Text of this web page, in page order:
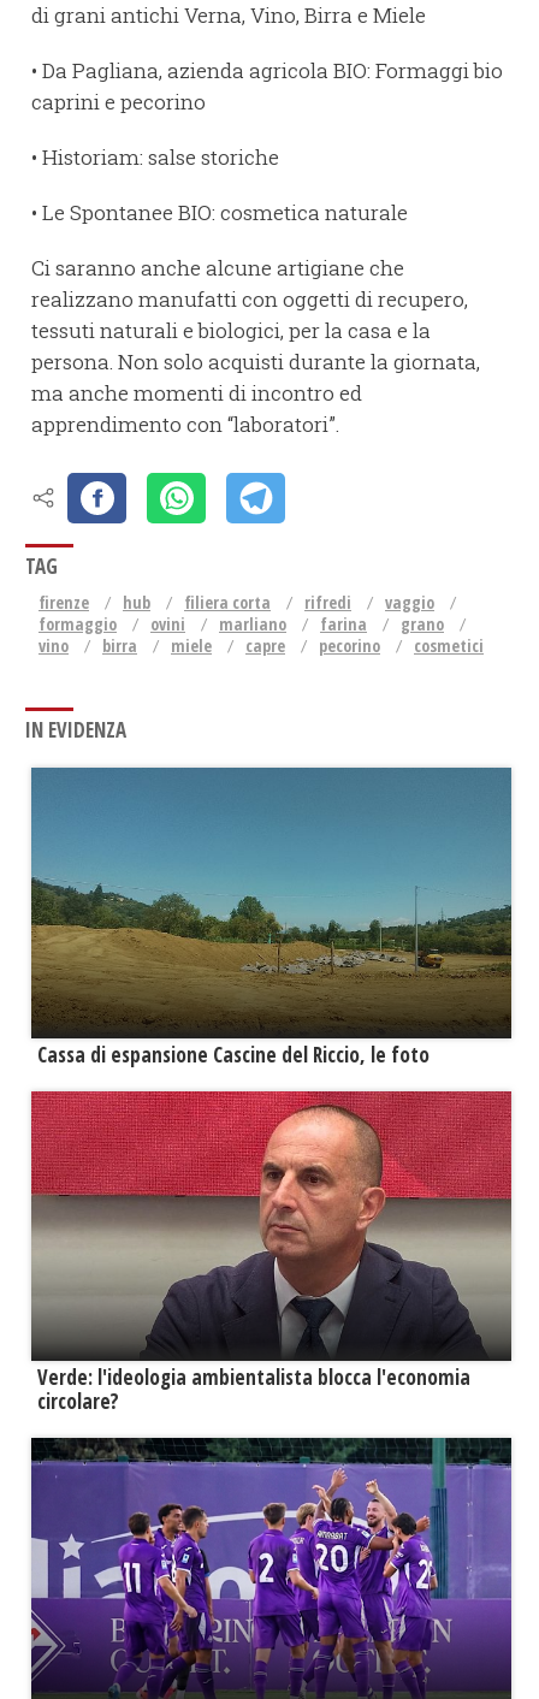
di grani antichi Verna, Vino, Birra e Miele
• Da Pagliana, azienda agricola BIO: Formaggi bio
caprini e pecorino
• Historiam: salse storiche
• Le Spontanee BIO: cosmetica naturale
Ci saranno anche alcune artigiane che
realizzano manufatti con oggetti di recupero,
tessuti naturali e biologici, per la casa e la
persona. Non solo acquisti durante la giornata,
ma anche momenti di incontro ed
apprendimento con “laboratori”.
TAG
firenze hub filiera corta rifredi
vaggio
formaggio
ovini marliano farina
grano
vino
birra miele capre pecorino cosmetici
IN EVIDENZA
Cassa di espansione Cascine del Riccio, le foto
Verde: l'ideologia ambientalista blocca l'economia
circolare?